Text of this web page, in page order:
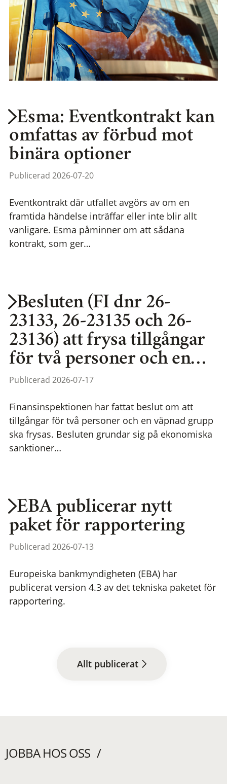
Esma: Eventkontrakt kan
omfattas av förbud mot
binära optioner
Publicerad 2026-07-20
Eventkontrakt där utfallet avgörs av om en
framtida händelse inträffar eller inte blir allt
vanligare. Esma påminner om att sådana
kontrakt, som ger…
Besluten (FI dnr 26-
23133, 26-23135 och 26-
23136) att frysa tillgångar
för två personer och en…
Publicerad 2026-07-17
Finansinspektionen har fattat beslut om att
tillgångar för två personer och en väpnad grupp
ska frysas. Besluten grundar sig på ekonomiska
sanktioner…
EBA publicerar nytt
paket för rapportering
Publicerad 2026-07-13
Europeiska bankmyndigheten (EBA) har
publicerat version 4.3 av det tekniska paketet för
rapportering.
Allt publicerat
JOBBA HOS OSS